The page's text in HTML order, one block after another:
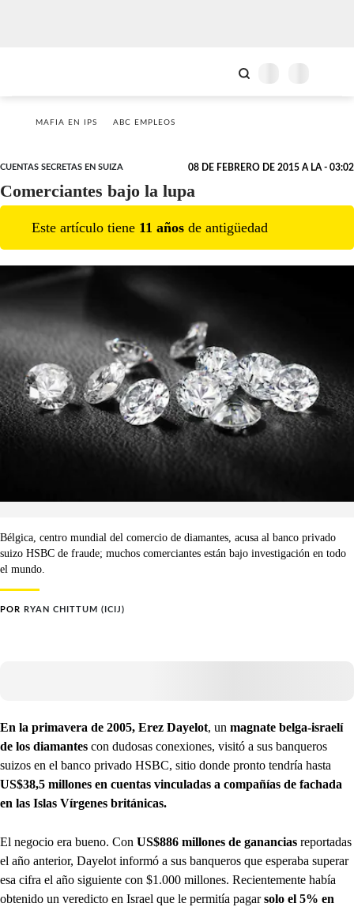
MAFIA EN IPS ABC EMPLEOS
CUENTAS SECRETAS EN SUIZA 08 DE FEBRERO DE 2015 A LA - 03:02
Comerciantes bajo la lupa
Este artículo tiene 11 años de antigüedad
Bélgica, centro mundial del comercio de diamantes, acusa al banco privado
suizo HSBC de fraude; muchos comerciantes están bajo investigación en todo
el mundo.
POR RYAN CHITTUM (ICIJ)
En la primavera de 2005, Erez Dayelot, un magnate belga-israelí
de los diamantes con dudosas conexiones, visitó a sus banqueros
suizos en el banco privado HSBC, sitio donde pronto tendría hasta
US$38,5 millones en cuentas vinculadas a compañías de fachada
en las Islas Vírgenes británicas.
El negocio era bueno. Con US$886 millones de ganancias reportadas
el año anterior, Dayelot informó a sus banqueros que esperaba superar
esa cifra el año siguiente con $1.000 millones. Recientemente había
obtenido un veredicto en Israel que le permitía pagarsolo el 5% en